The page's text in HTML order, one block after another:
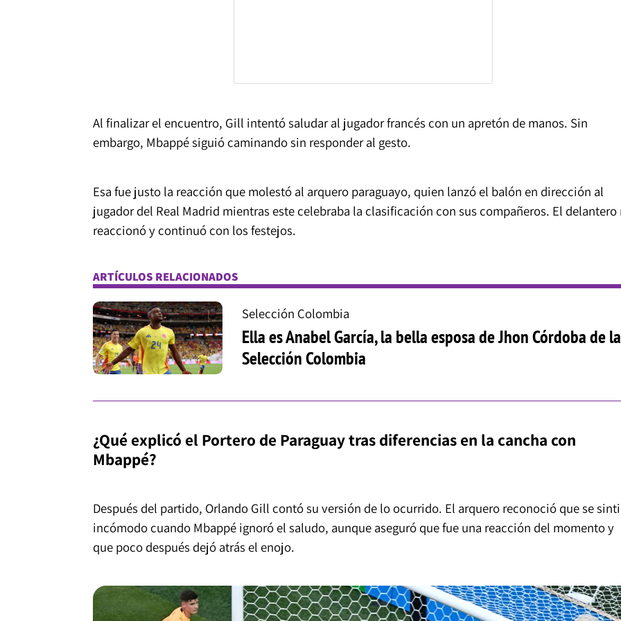
Al finalizar el encuentro, Gill intentó saludar al jugador francés con un apretón de manos. Sin
embargo, Mbappé siguió caminando sin responder al gesto.
Esa fue justo la reacción que molestó al arquero paraguayo, quien lanzó el balón en dirección al
jugador del Real Madrid mientras este celebraba la clasificación con sus compañeros. El delantero
reaccionó y continuó con los festejos.
ARTÍCULOS RELACIONADOS
Selección Colombia
Ella es Anabel García, la bella esposa de Jhon Córdoba de la
Selección Colombia
¿Qué explicó el Portero de Paraguay tras diferencias en la cancha con
Mbappé?
Después del partido, Orlando Gill contó su versión de lo ocurrido. El arquero reconoció que se
incómodo cuando Mbappé ignoró el saludo, aunque aseguró que fue una reacción del momento y
que poco después dejó atrás el enojo.